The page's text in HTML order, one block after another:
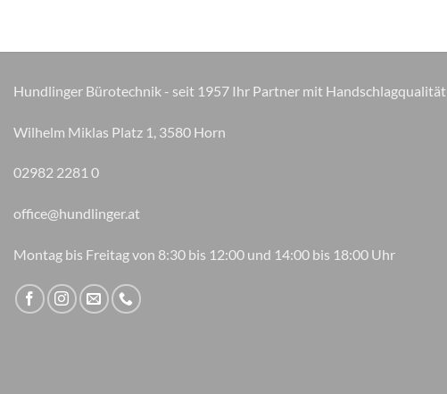
Hundlinger Bürotechnik - seit 1957 Ihr Partner mit Handschlagqualität
Wilhelm Miklas Platz 1, 3580 Horn
02982 2281 0
office@hundlinger.at
Montag bis Freitag von 8:30 bis 12:00 und 14:00 bis 18:00 Uhr